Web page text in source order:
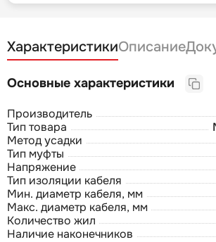
ХарактеристикиОписание
Основные характеристики
Производитель
Тип товара
Метод усадки
Тип муфты
Напряжение
Тип изоляции кабеля
Мин. диаметр кабеля, мм
Макс. диаметр кабеля, мм
Количество жил
Наличие наконечников